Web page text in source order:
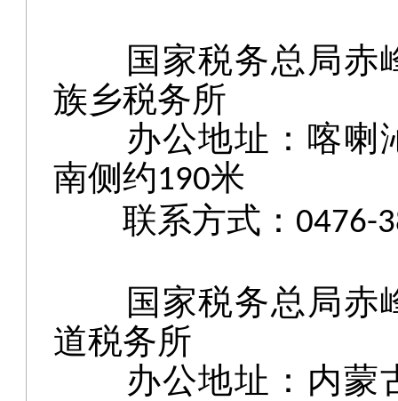
国家税务总局赤
族乡税务所
办公地址：喀喇
南侧约190米
联系方式： 0476-
国家税务总局赤
道税务所
办公地址：内蒙